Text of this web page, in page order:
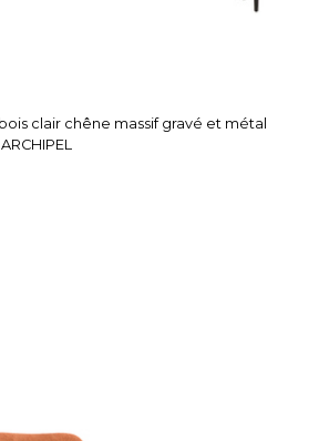
clair chêne massif gravé et métal